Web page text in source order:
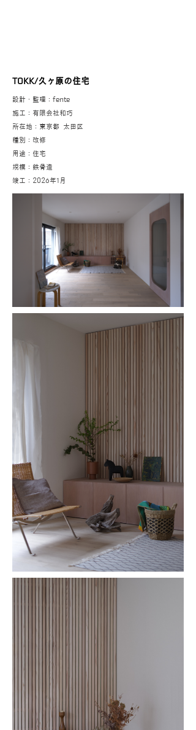
TOKK/久ヶ原の住宅
設計・監理：fente
施工：有限会社和巧
所在地：東京都 太田区
種別：改修
用途：住宅
規模：鉄骨造
​竣工：2026年1月